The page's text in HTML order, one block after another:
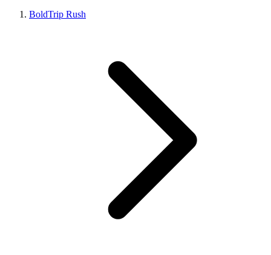
BoldTrip Rush